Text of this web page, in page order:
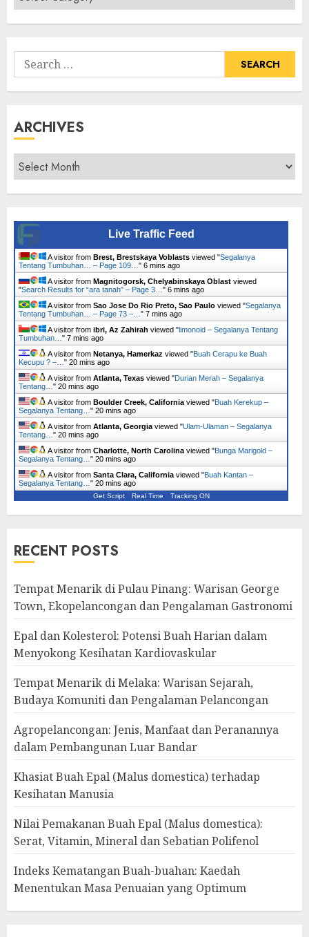
Senarai
Tumbuhan
Search
for:
ARCHIVES
Archives
Live Traffic Feed
A visitor from Brest, Brestskaya Voblasts viewed "Segalanya
Tentang Tumbuhan… – Page 109… " 6 mins ago
A visitor from Magnitogorsk, Chelyabinskaya Oblast viewed
"Search Results for “ara tanah” – Page 3… " 6 mins ago
A visitor from Sao Jose Do Rio Preto, Sao Paulo viewed "Segalanya
Tentang Tumbuhan… – Page 73 –… " 7 mins ago
A visitor from ibri, Az Zahirah viewed "limonoid – Segalanya Tentang
Tumbuhan… " 7 mins ago
A visitor from Netanya, Hamerkaz viewed "Buah Cerapu ke Buah
Kecupu ? –… " 20 mins ago
A visitor from Atlanta, Texas viewed "Durian Merah – Segalanya
Tentang… " 20 mins ago
A visitor from Boulder Creek, California viewed "Buah Kerekup –
Segalanya Tentang… " 20 mins ago
A visitor from Atlanta, Georgia viewed "Ulam-Ulaman – Segalanya
Tentang… " 20 mins ago
A visitor from Charlotte, North Carolina viewed "Bunga Marigold –
Segalanya Tentang… " 20 mins ago
A visitor from Santa Clara, California viewed "Buah Kantan –
Segalanya Tentang… " 20 mins ago
Get Script Real Time Tracking ON
RECENT POSTS
Tempat Menarik di Pulau Pinang: Warisan George
Town, Ekopelancongan dan Pengalaman Gastronomi
Epal dan Kolesterol: Potensi Buah Harian dalam
Menyokong Kesihatan Kardiovaskular
Tempat Menarik di Melaka: Warisan Sejarah,
Budaya Komuniti dan Pengalaman Pelancongan
Agropelancongan: Jenis, Manfaat dan Peranannya
dalam Pembangunan Luar Bandar
Khasiat Buah Epal (Malus domestica) terhadap
Kesihatan Manusia
Nilai Pemakanan Buah Epal (Malus domestica):
Serat, Vitamin, Mineral dan Sebatian Polifenol
Indeks Kematangan Buah-buahan: Kaedah
Menentukan Masa Penuaian yang Optimum